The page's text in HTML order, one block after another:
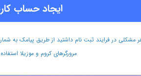
ایجاد حساب
مرورگرهای کروم و موزیلا